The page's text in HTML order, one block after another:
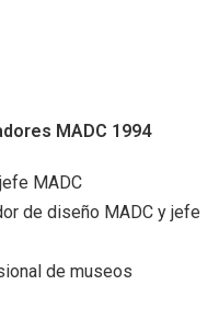
MADC 1994
MADC
de diseño MADC y jefe
de museos